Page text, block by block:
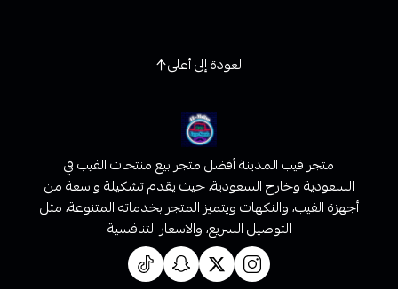
العودة إلى أعلى
متجر فيب المدينة أفضل متجر بيع منتجات الفيب في
السعودية وخارج السعودية، حيث يقدم تشكيلة واسعة من
أجهزة الفيب، والنكهات ويتميز المتجر بخدماته المتنوعة، مثل
التوصيل السريع، والاسعار التنافسية